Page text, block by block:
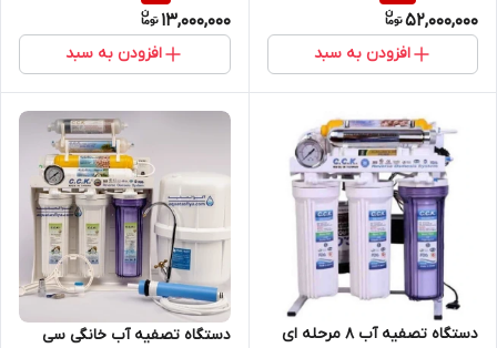
52,000,000
افزودن به سبد
13,000,000
افزودن به سبد
دستگاه تصفیه آب ۸ مرحله ای
دستگاه تصفیه آب خانگی سی